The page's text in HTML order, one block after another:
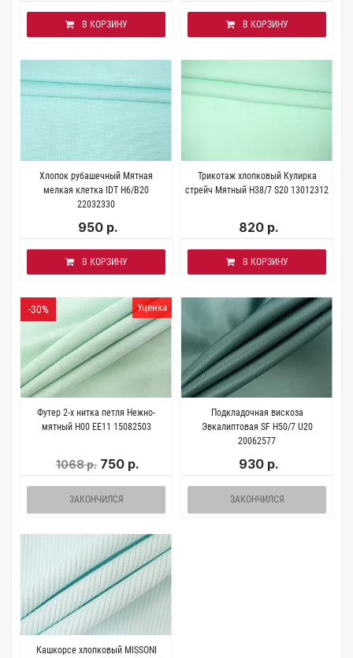
В КОРЗИНУ В КОРЗИНУ
Хлопок рубашечный Мятная
мелкая клетка IDT H6/B20
22032330
950 р.
В КОРЗИНУ
Трикотаж хлопковый Кулирка
стрейч Мятный H38/7 S20 13012312
820 р.
В КОРЗИНУ
Уценка
-30%
Футер 2-х нитка петля Нежно-
мятный H00 ЕЕ11 15082503
1068 р. 750 р.
ЗАКОНЧИЛСЯ
Подкладочная вискоза
Эвкалиптовая SF H50/7 U20
20062577
930 р.
ЗАКОНЧИЛСЯ
Кашкорсе хлопковый MISSONI